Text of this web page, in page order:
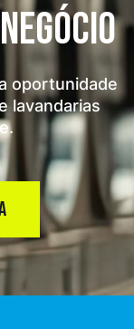
oportunidade
lavandarias